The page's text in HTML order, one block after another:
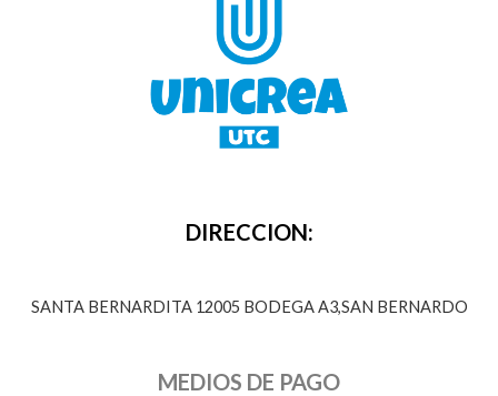
DIRECCION:
SANTA BERNARDITA 12005 BODEGA A3,SAN BERNARDO
MEDIOS DE PAGO